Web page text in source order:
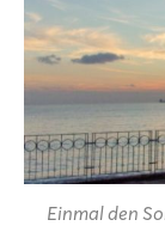
Einmal den